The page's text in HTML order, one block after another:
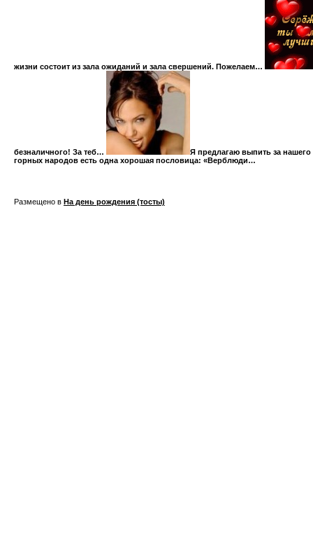
жизни состоит из зала ожиданий и зала свершений. Пожелаем…
безналичного! За теб…
Я предлагаю выпить за
горных народов есть одна хорошая пословица: «Верблюди…
Размещено в На день рождения (тосты)